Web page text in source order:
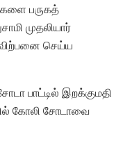
பருகத்
முதலியார்
செய்ய
பாட்டில் இறக்குமதி
கோலி சோடாவை